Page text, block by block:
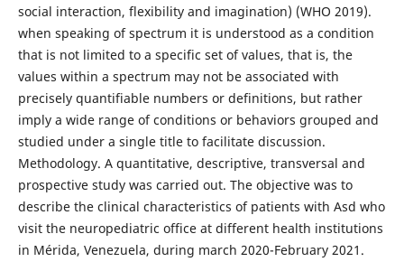
social interaction, flexibility and imagination) (WHO 2019).
when speaking of spectrum it is understood as a condition
that is not limited to a specific set of values, that is, the
values within a spectrum may not be associated with
precisely quantifiable numbers or definitions, but rather
imply a wide range of conditions or behaviors grouped and
studied under a single title to facilitate discussion.
Methodology. A quantitative, descriptive, transversal and
prospective study was carried out. The objective was to
describe the clinical characteristics of patients with Asd who
visit the neuropediatric office at different health institutions
in Mérida, Venezuela, during march 2020-February 2021.